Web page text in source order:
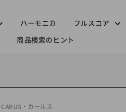
ハーモニカ フルスコア
商品検索のヒント
CARUS・カールス